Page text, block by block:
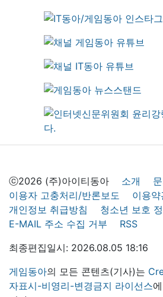
ⓒ2026 (주)아이티동아 소개
이용자 고충처리/반론보도
이용
개인정보 취급방침
청소년 보호
E-MAIL 주소 수집 거부
RSS
최종편집일시: 2026.08.05 18:16
게임동아의 모든 콘텐츠(기사)는
자표시-비영리-변경금지 라이선스